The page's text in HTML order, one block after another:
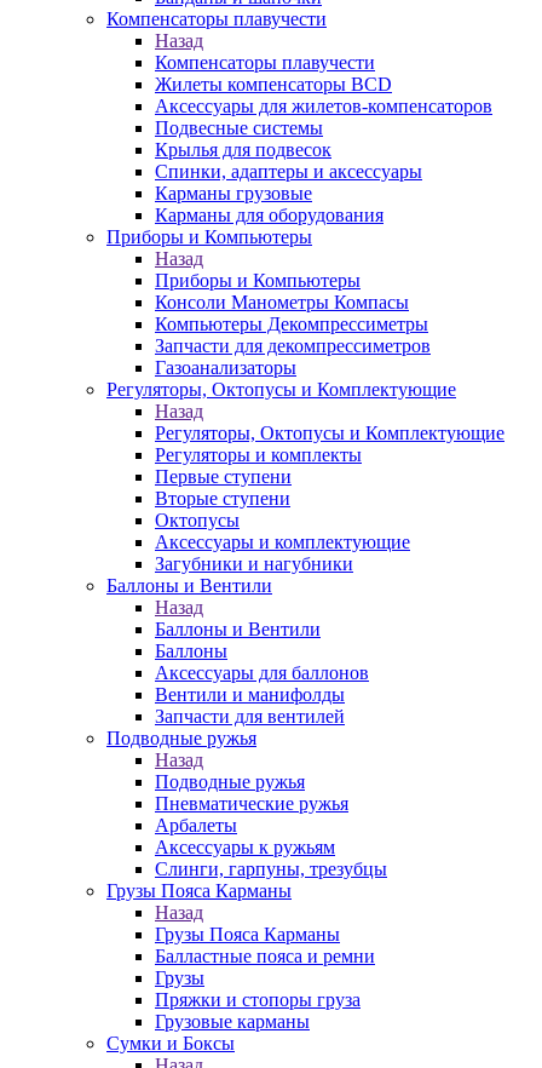
Компенсаторы плавучести
Назад
Компенсаторы плавучести
Жилеты компенсаторы BCD
Аксессуары для жилетов-компенсаторов
Подвесные системы
Крылья для подвесок
Спинки, адаптеры и аксессуары
Карманы грузовые
Карманы для оборудования
Приборы и Компьютеры
Назад
Приборы и Компьютеры
Консоли Манометры Компасы
Компьютеры Декомпрессиметры
Запчасти для декомпрессиметров
Газоанализаторы
Регуляторы, Октопусы и Комплектующие
Назад
Регуляторы, Октопусы и Комплектующие
Регуляторы и комплекты
Первые ступени
Вторые ступени
Октопусы
Аксессуары и комплектующие
Загубники и нагубники
Баллоны и Вентили
Назад
Баллоны и Вентили
Баллоны
Аксессуары для баллонов
Вентили и манифолды
Запчасти для вентилей
Подводные ружья
Назад
Подводные ружья
Пневматические ружья
Арбалеты
Аксессуары к ружьям
Слинги, гарпуны, трезубцы
Грузы Пояса Карманы
Назад
Грузы Пояса Карманы
Балластные пояса и ремни
Грузы
Пряжки и стопоры груза
Грузовые карманы
Сумки и Боксы